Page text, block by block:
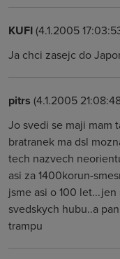
KUFI(4.1.2005
Ja chci zasejc do
pitrs (4.1.2005
Jo svedi se maji mam
bratranek ma dsl
tech nazvech
asi za 1400korun-
jsme asi o 100
svedskych hubu..a
trampu